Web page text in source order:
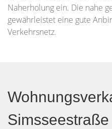
Naherholung ein. Die nahe
gewährleistet eine gute
Verkehrsnetz.